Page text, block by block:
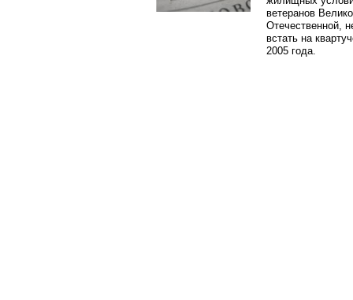
ветеранов
Отечественной,
встать на
2005 года.